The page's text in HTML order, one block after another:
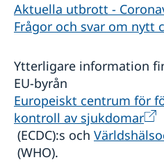
Aktuella utbrott -
Frågor och svar om nytt
Ytterligare information
EU-byrån
Europeiskt centrum för
kontroll av sjukdomar
(ECDC):s och
(WHO).